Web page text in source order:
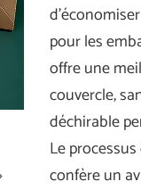
pour les
offre une
couvercle,
déchirable
Le
confère un